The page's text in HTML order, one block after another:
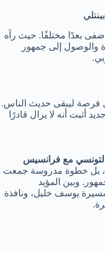
بعدًا مختلفًا. حيث رآه
والوصول إلى جمهور
ليبقى حديث الناس.
أثبت أنه لا يزال قادرًا
مع فرانسيس
بل خطوة مدروسة جمعت
وبين المؤيد
يوسف خليل، ونافذة